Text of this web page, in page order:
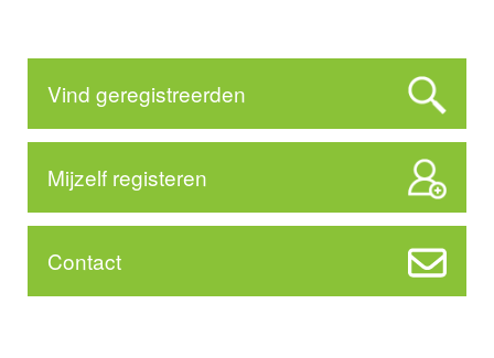
Vind geregistreerden
Mijzelf registeren
Contact